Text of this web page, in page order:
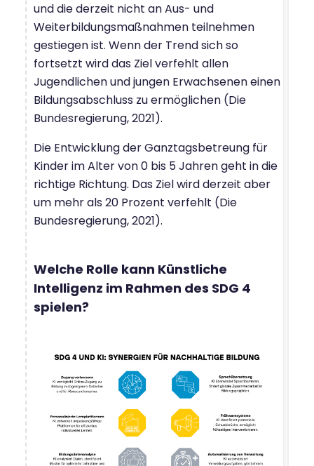
und die derzeit nicht an Aus- und
Weiterbildungsmaßnahmen teilnehmen
gestiegen ist. Wenn der Trend sich so
fortsetzt wird das Ziel verfehlt allen
Jugendlichen und jungen Erwachsenen einen
Bildungsabschluss zu ermöglichen (Die
Bundesregierung, 2021).
Die Entwicklung der Ganztagsbetreung für
Kinder im Alter von 0 bis 5 Jahren geht in die
richtige Richtung. Das Ziel wird derzeit aber
um mehr als 20 Prozent verfehlt (Die
Bundesregierung, 2021).
Welche Rolle kann Künstliche
Intelligenz im Rahmen des SDG 4
spielen?